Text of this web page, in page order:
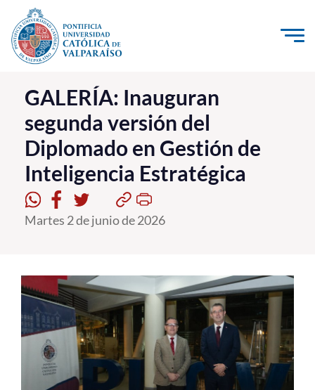
Click acá para ir directamente al contenido
La Universidad
Investigación, Creación e Innovación
PUCV Internacional
Vinculación con el Medio
Admisión
Postgrado
Formación Continua
Estudiantes
Académicos
GALERÍA: Inauguran
segunda versión del
Diplomado en Gestión de
Inteligencia Estratégica
Martes 2 de junio de 2026